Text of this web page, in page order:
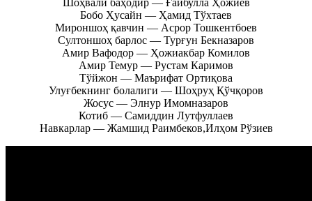
Бобо Ҳусайн — Ҳамид Тўхтаев
Мироншоҳ қавчин — Асрор Тошкентбоев
Султоншоҳ барлос — Турғун Бекназаров
Амир Вафодор — Ҳожиакбар Комилов
Амир Темур — Рустам Каримов
Тўйжон — Маърифат Ортиқова
Улуғбекнинг болалиги — Шоҳруҳ Қўчқоров
Жосус — Элнур Имомназаров
Котиб — Самиддин Лутфуллаев
Навкарлар — Жамшид Раимбеков,Илҳом Рўзиев